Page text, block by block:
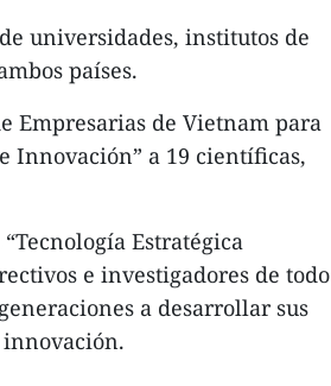
universidades, institutos de
países.
Empresarias de Vietnam para
Innovación” a 19 científicas,
Estratégica
e investigadores de todo
a desarrollar sus